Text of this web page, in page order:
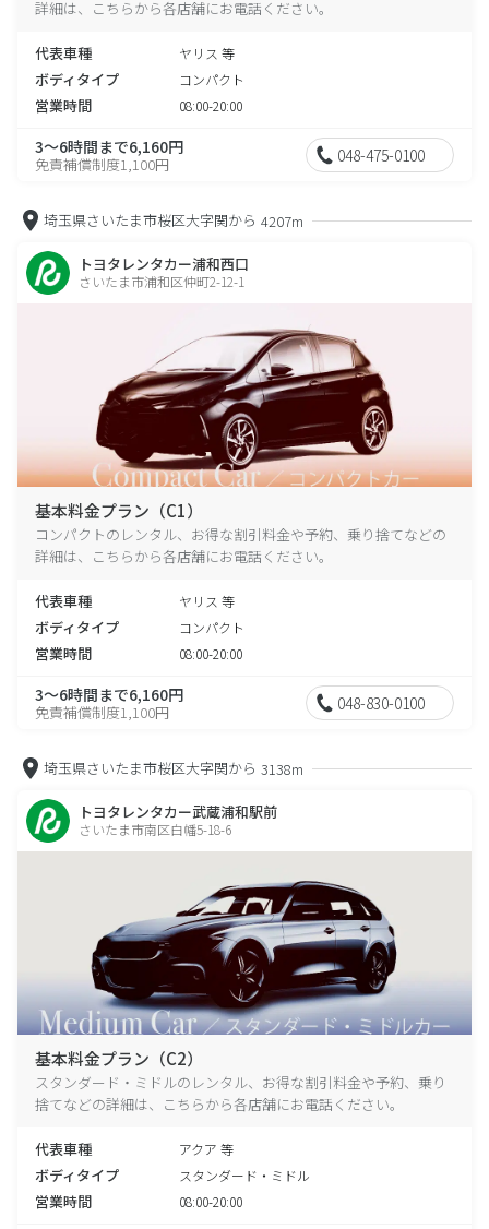
詳細は、こちらから各店舗にお電話ください。
代表車種 ヤリス 等
ボディタイプ コンパクト
営業時間 08:00-20:00
3～6時間まで6,160円
免責補償制度1,100円 048-475-0100
埼玉県さいたま市桜区大字関から 4207m
トヨタレンタカー浦和西口
さいたま市浦和区仲町2-12-1
基本料金プラン（C1）
コンパクトのレンタル、お得な割引料金や予約、乗り捨てなどの
詳細は、こちらから各店舗にお電話ください。
代表車種 ヤリス 等
ボディタイプ コンパクト
営業時間 08:00-20:00
3～6時間まで6,160円
免責補償制度1,100円 048-830-0100
埼玉県さいたま市桜区大字関から 3138m
トヨタレンタカー武蔵浦和駅前
さいたま市南区白幡5-18-6
基本料金プラン（C2）
スタンダード・ミドルのレンタル、お得な割引料金や予約、乗り
捨てなどの詳細は、こちらから各店舗にお電話ください。
代表車種 アクア 等
ボディタイプ スタンダード・ミドル
営業時間 08:00-20:00